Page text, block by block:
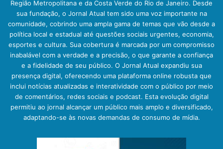
Região Metropolitana e da Costa Verde do Rio de Janeiro. Desde
sua fundação, o Jornal Atual tem sido uma voz importante na
comunidade, cobrindo uma ampla gama de temas que vão desde a
política local e estadual até questões sociais urgentes, economia,
esportes e cultura. Sua cobertura é marcada por um compromisso
inabalável com a verdade e a precisão, o que garante a confiança
e a fidelidade de seu público. O Jornal Atual expandiu sua
presença digital, oferecendo uma plataforma online robusta que
inclui notícias atualizadas e interatividade com o público por meio
de comentários, redes sociais e podcast. Esta evolução digital
permitiu ao jornal alcançar um público mais amplo e diversificado,
adaptando-se às novas demandas de consumo de mídia.